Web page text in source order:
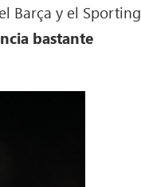
Barça y el Sporting
bastante